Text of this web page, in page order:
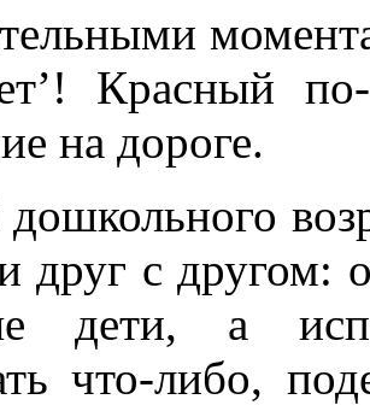
Красный по-
на дороге.
друг с другом:
дети, а
что-либо,